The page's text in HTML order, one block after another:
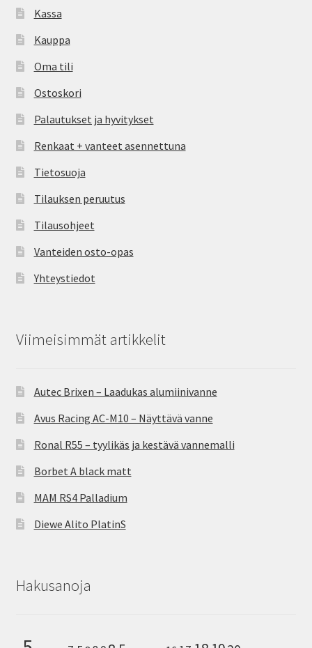
Kassa
Kauppa
Oma tili
Ostoskori
Palautukset ja hyvitykset
Renkaat + vanteet asennettuna
Tietosuoja
Tilauksen peruutus
Tilausohjeet
Vanteiden osto-opas
Yhteystiedot
Viimeisimmät artikkelit
Autec Brixen – Laadukas alumiinivanne
Avus Racing AC-M10 – Näyttävä vanne
Ronal R55 – tyylikäs ja kestävä vannemalli
Borbet A black matt
MAM RS4 Palladium
Diewe Alito PlatinS
Hakusanoja